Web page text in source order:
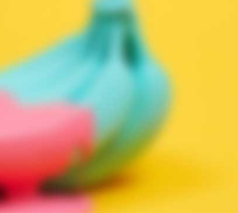
Axandus est rattaché à deux grands groupes industriels
l’accélérateur d'utiliser leurs expériences pour réaliser